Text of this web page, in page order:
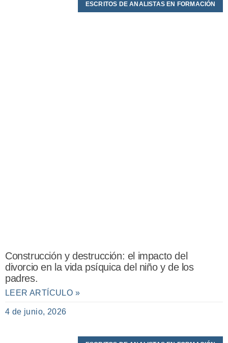
ESCRITOS DE ANALISTAS EN FORMACIÓN
Construcción y destrucción: el impacto del
divorcio en la vida psíquica del niño y de los
padres.
LEER ARTÍCULO »
4 de junio, 2026